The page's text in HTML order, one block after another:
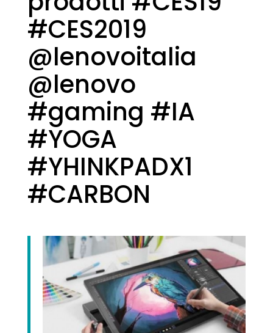
#CES2019
@lenovoitalia
@lenovo
#gaming #IA
#YOGA
#YHINKPADX1
#CARBON